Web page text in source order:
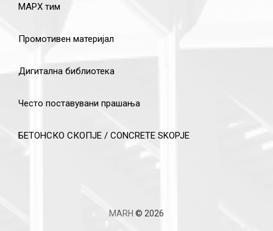
МАРХ тим
Промотивен материјал
Дигитална библиотека
Често поставувани прашања
БЕТОНСКО СКОПЈЕ / CONCRETE SKOPJE
MARH © 2026